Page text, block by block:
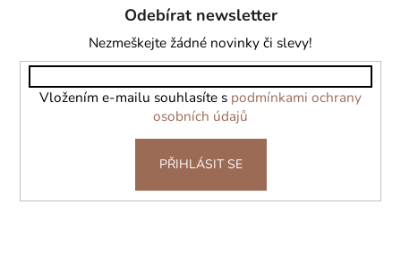
Odebírat newsletter
Nezmeškejte žádné novinky či slevy!
Vložením e-mailu souhlasíte s podmínkami ochrany
osobních údajů
PŘIHLÁSIT SE